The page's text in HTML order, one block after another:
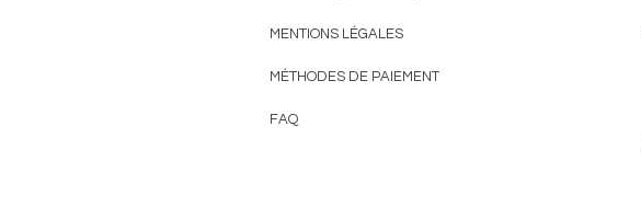
MENTIONS LÉGALES
MÉTHODES DE PAIEMENT
FAQ